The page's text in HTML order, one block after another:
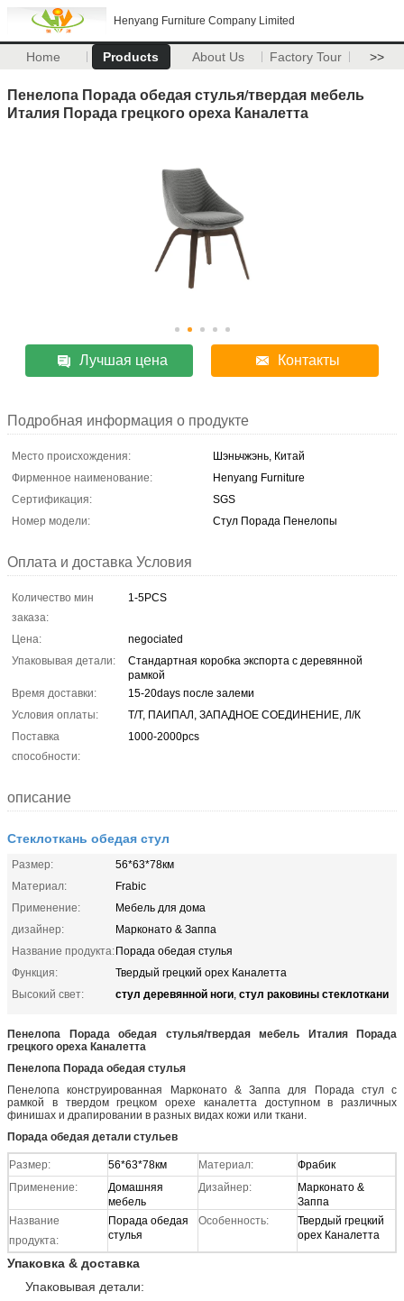
Henyang Furniture Company Limited
Home Products About Us Factory Tour >>
Пенелопа Порада обедая стулья/твердая мебель
Италия Порада грецкого ореха Каналетта
Лучшая цена Контакты
Подробная информация о продукте
Место происхождения:
Шэньчжэнь, Китай
Фирменное наименование:
Henyang Furniture
Сертификация:
SGS
Номер модели:
Стул Порада Пенелопы
Оплата и доставка Условия
Количество мин
заказа:
1-5PCS
Цена:
negociated
Упаковывая детали:
Стандартная коробка экспорта с деревянной
рамкой
Время доставки:
15-20days после залеми
Условия оплаты:
Т/Т, ПАИПАЛ, ЗАПАДНОЕ СОЕДИНЕНИЕ, Л/К
Поставка
способности:
1000-2000pcs
описание
Стеклоткань обедая стул
Размер:
56*63*78км
Материал:
Frabic
Применение:
Мебель для дома
дизайнер:
Марконато & Заппа
Название продукта:Порада обедая стулья
Функция:
Твердый грецкий орех Каналетта
Высокий свет:
стул деревянной ноги, стул раковины стеклоткани
Пенелопа Порада обедая стулья/твердая мебель Италия Порада
грецкого ореха Каналетта
Пенелопа Порада обедая стулья
Пенелопа конструированная Марконато & Заппа для Порада стул с
рамкой в твердом грецком орехе каналетта доступном в различных
финишах и драпировании в разных видах кожи или ткани.
Порада обедая детали стульев
Размер: 56*63*78км Материал:
Фрабик
Применение:
Домашняя
мебель
Дизайнер:
Марконато &
Заппа
Название
продукта:
Порада обедая
стулья
Особенность:
Твердый грецкий
орех Каналетта
Упаковка & доставка
Упаковывая детали: